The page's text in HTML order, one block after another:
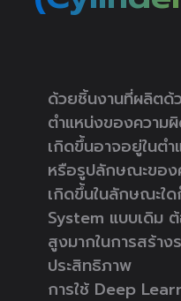
ด้วยชิ้นงานที่ผลิตด้
ตำแหน่งของควา
เกิดขึ้นอาจอยู่ในต
หรือรูปลักษณะของ
เกิดขึ้นในลักษณะใ
System แบบเดิม ต้
สูงมากในการสร้า
ประสิทธิภาพ
การใช้ Deep